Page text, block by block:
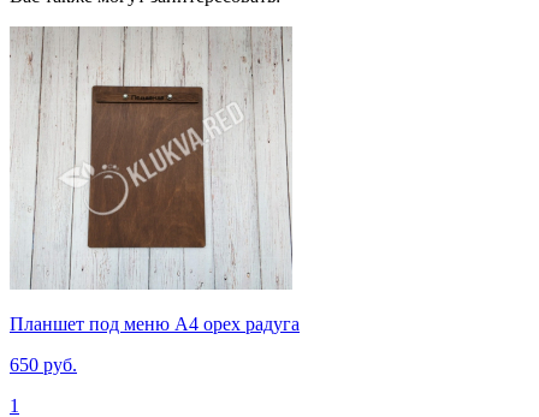
Планшет под меню А4 орех радуга
650 руб.
1